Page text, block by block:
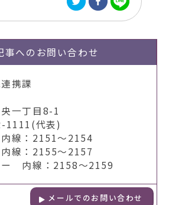
事への お問い合わせ
携課
一丁目8-1
1111(代表)
線：2151～2154
線：2155～2157
ー 内線：2158～2159
メールでのお問い合わせ